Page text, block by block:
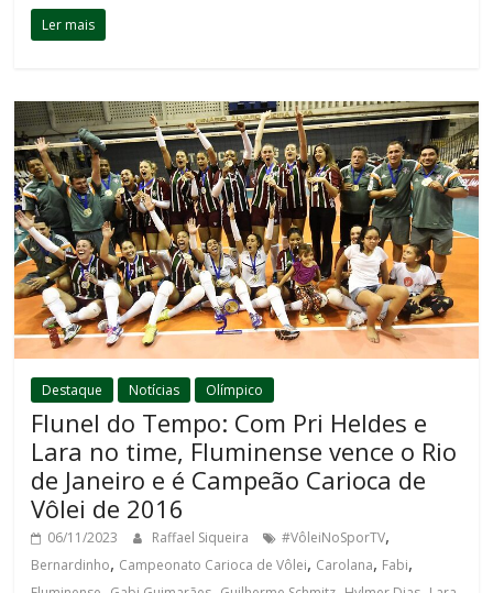
Ler mais
Destaque Notícias Olímpico
Flunel do Tempo: Com Pri Heldes e
Lara no time, Fluminense vence o Rio
de Janeiro e é Campeão Carioca de
Vôlei de 2016
06/11/2023 Raffael Siqueira #VôleiNoSporTV,
Bernardinho, Campeonato Carioca de Vôlei, Carolana, Fabi,